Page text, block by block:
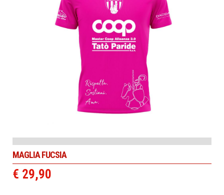
MAGLIA FUCSIA
€ 29,90